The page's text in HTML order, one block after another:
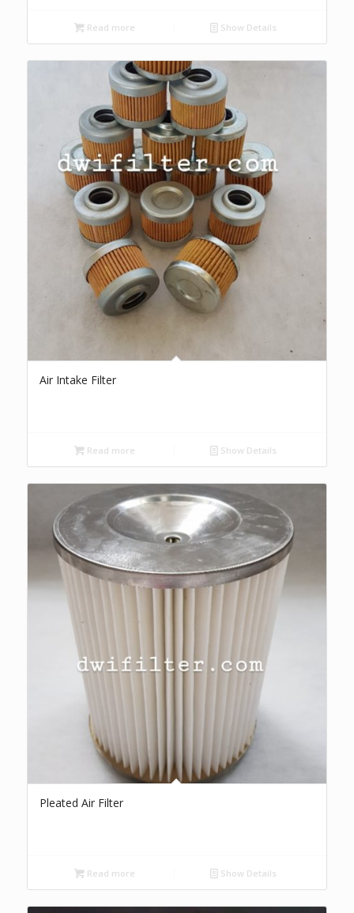
Read more Show Details
Air Intake Filter
Read more Show Details
Pleated Air Filter
Read more Show Details